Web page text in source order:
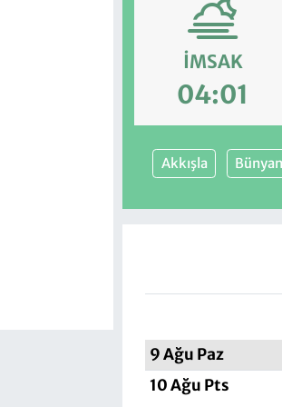
İMSAK
04:01
Akkışla Bünyan
9 Ağu Paz
10 Ağu Pts